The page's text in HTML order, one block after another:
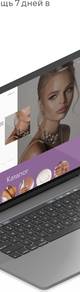
7 дней в